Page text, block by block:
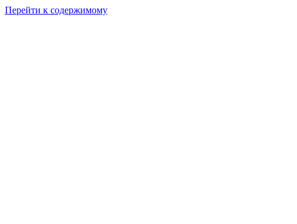
Перейти к содержимому